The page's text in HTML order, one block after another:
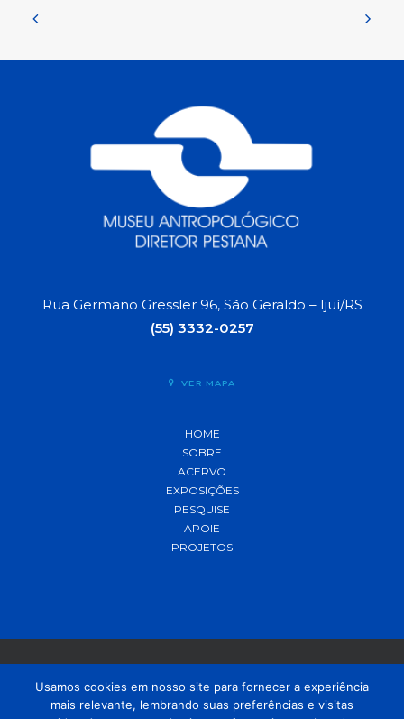
Rua Germano Gressler 96, São Geraldo – Ijuí/RS
(55) 3332-0257
VER MAPA
HOME
SOBRE
ACERVO
EXPOSIÇÕES
PESQUISE
APOIE
PROJETOS
© 2021 MADP – Desenvolvido pelaOUSE
Usamos cookies em nosso site para fornecer a experiência
mais relevante, lembrando suas preferências e visitas